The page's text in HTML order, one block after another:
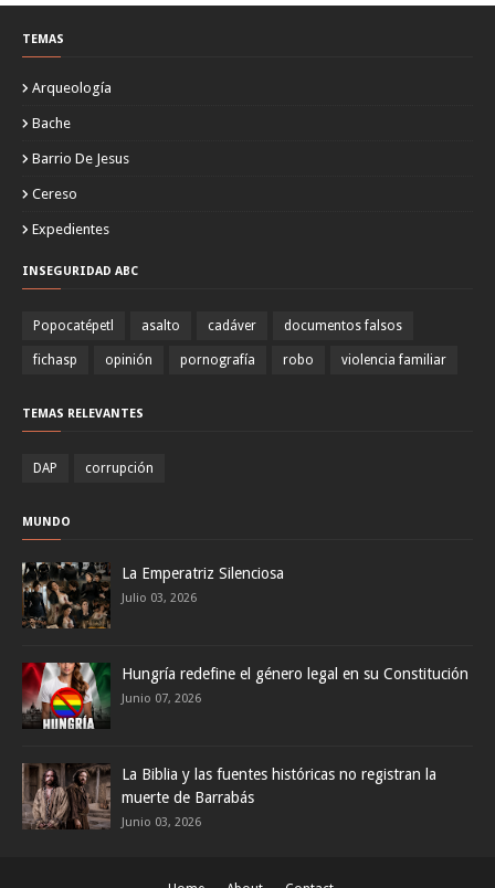
TEMAS
Arqueología
Bache
Barrio De Jesus
Cereso
Expedientes
INSEGURIDAD ABC
Popocatépetl asalto cadáver documentos falsos
fichasp opinión pornografía robo violencia familiar
TEMAS RELEVANTES
DAP corrupción
MUNDO
La Emperatriz Silenciosa
Julio 03, 2026
Hungría redefine el género legal en su Constitución
Junio 07, 2026
La Biblia y las fuentes históricas no registran la
muerte de Barrabás
Junio 03, 2026